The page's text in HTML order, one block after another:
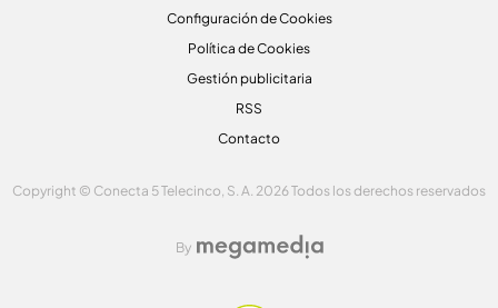
Configuración de Cookies
Política de Cookies
Gestión publicitaria
RSS
Contacto
Copyright © Conecta 5 Telecinco, S. A. 2026 Todos los derechos reservados
By